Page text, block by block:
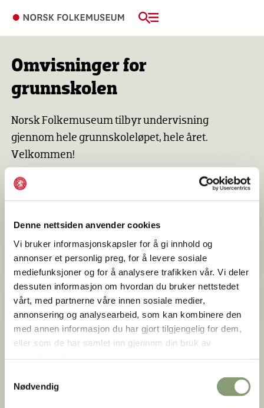
Denne nettsiden anvender cookies
Vi bruker informasjonskapsler for å gi innhold og
annonser et personlig preg, for å levere sosiale
mediefunksjoner og for å analysere trafikken vår. Vi deler
dessuten informasjon om hvordan du bruker nettstedet
vårt, med partnerne våre innen sosiale medier,
annonsering og analysearbeid, som kan kombinere den
med annen informasjon du har gjort tilgjengelig for dem,
eller som de har samlet inn gjennom din bruk av
Nødvendig
Omvisninger for
grunnskolen
Norsk Folkemuseum tilbyr undervisning
gjennom hele grunnskoleløpet, hele året.
Velkommen!
5.-7. trinn
8.-10. trinn